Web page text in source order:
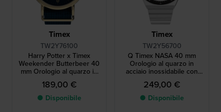
Timex
TW2Y76100
Harry Potter x Timex
Weekender Butterbeer 40
mm Orologio al quarzo in
edizione speciale con
lancetta dei secondi a forma
di bicchiere da birra rotante
189,00 €
● Disponibile
Timex
TW2Y56700
Q Timex NASA 40 mm
Orologio al quarzo in
acciaio inossidabile con
indicazione del giorno e
della data e quadrante 24
ore giorno-notte
249,00 €
● Disponibile